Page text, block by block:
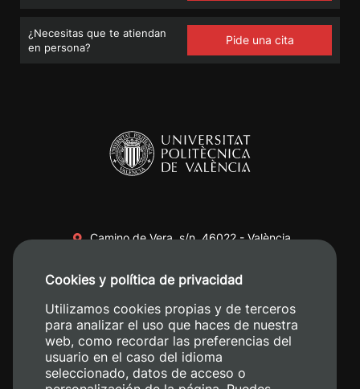
¿Necesitas que te atiendan
en persona?
Pide una cita
Camino de Vera, s/n. 46022 - València
+34 620 04 00 50
Cookies y política de privacidad
Utilizamos cookies propias y de terceros
para analizar el uso que haces de nuestra
web, como recordar las preferencias del
usuario en el caso del idioma
seleccionado, datos de acceso o